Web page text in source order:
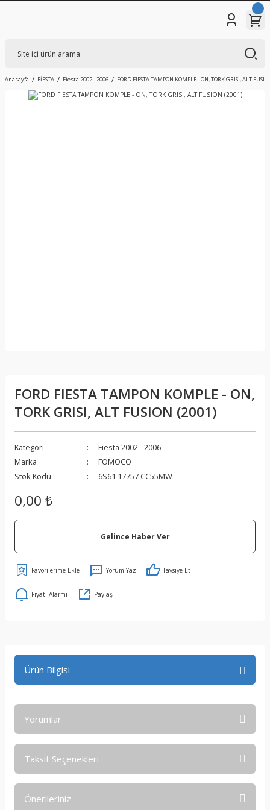
Anasayfa FİESTA Fiesta 2002 - 2006 FORD FIESTA TAMPON KOMPLE - ON, TORK GRISI, ALT
FORD FIESTA TAMPON KOMPLE - ON,
TORK GRISI, ALT FUSION (2001)
Kategori
Fiesta 2002 - 2006
Marka
FOMOCO
Stok Kodu
6S61 17757 CC55MW
0,00 ₺
Gelince Haber Ver
Yorum Yaz Tavsiye Et
Fiyatı Alarmı Paylaş
Ürün Bilgisi
Yorumlar
Taksit Seçenekleri
Önerileriniz